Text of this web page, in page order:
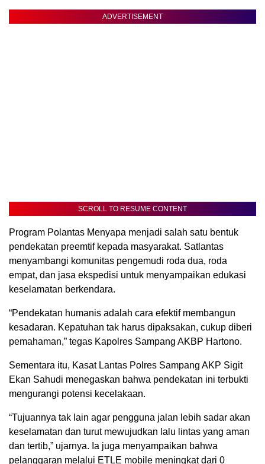
ADVERTISEMENT
SCROLL TO RESUME CONTENT
Program Polantas Menyapa menjadi salah satu bentuk
pendekatan preemtif kepada masyarakat. Satlantas
menyambangi komunitas pengemudi roda dua, roda
empat, dan jasa ekspedisi untuk menyampaikan edukasi
keselamatan berkendara.
“Pendekatan humanis adalah cara efektif membangun
kesadaran. Kepatuhan tak harus dipaksakan, cukup diberi
pemahaman,” tegas Kapolres Sampang AKBP Hartono.
Sementara itu, Kasat Lantas Polres Sampang AKP Sigit
Ekan Sahudi menegaskan bahwa pendekatan ini terbukti
mengurangi potensi kecelakaan.
“Tujuannya tak lain agar pengguna jalan lebih sadar akan
keselamatan dan turut mewujudkan lalu lintas yang aman
dan tertib,” ujarnya. Ia juga menyampaikan bahwa
pelanggaran melalui ETLE mobile meningkat dari 0